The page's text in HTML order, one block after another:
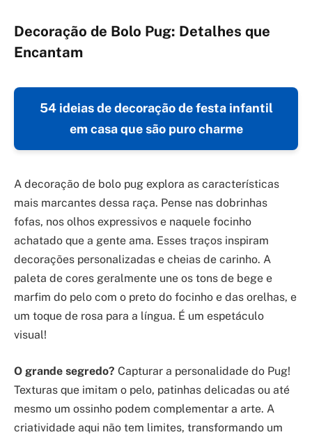
Decoração de Bolo Pug: Detalhes que
Encantam
54 ideias de decoração de festa infantil
em casa que são puro charme
A decoração de bolo pug explora as características
mais marcantes dessa raça. Pense nas dobrinhas
fofas, nos olhos expressivos e naquele focinho
achatado que a gente ama. Esses traços inspiram
decorações personalizadas e cheias de carinho. A
paleta de cores geralmente une os tons de bege e
marfim do pelo com o preto do focinho e das orelhas, e
um toque de rosa para a língua. É um espetáculo
visual!
O grande segredo? Capturar a personalidade do Pug!
Texturas que imitam o pelo, patinhas delicadas ou até
mesmo um ossinho podem complementar a arte. A
criatividade aqui não tem limites, transformando um